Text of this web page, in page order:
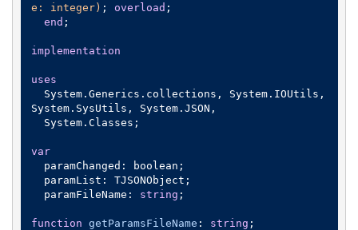
e: integer) ; overload ;
end ;
implementation
uses
System.SysUtils, System.JSON,
var
  paramFileName:
string ;
function getParamsFileName : string